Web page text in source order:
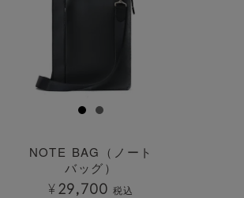
NOTE BAG（ノート
バッグ）
¥ 29,700 税込